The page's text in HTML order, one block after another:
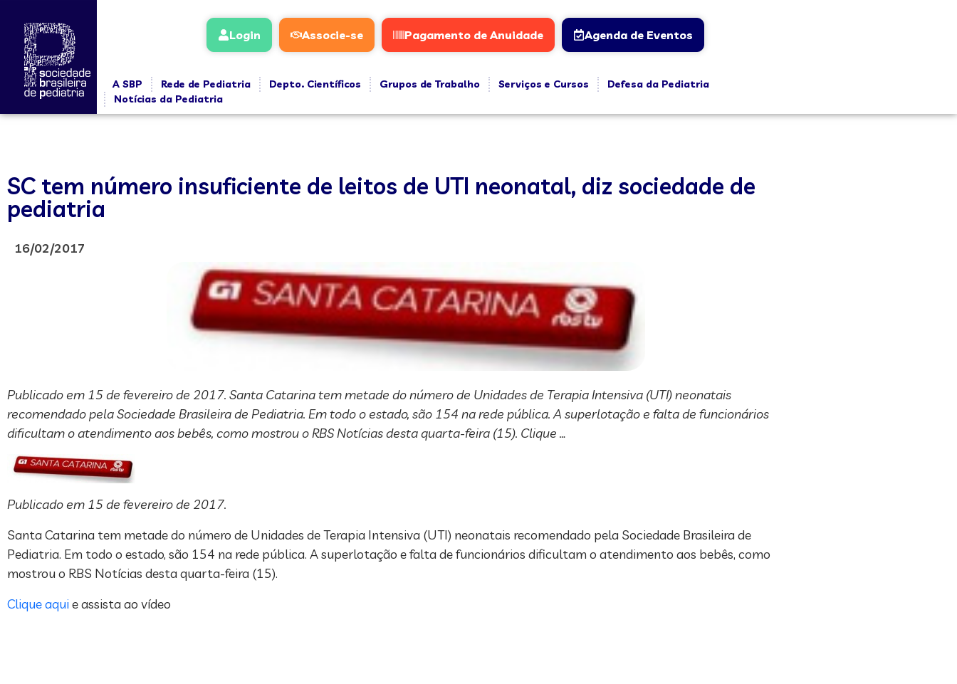
Login Associe-se Pagamento de Anuidade Agenda de Eventos
A SBP Rede de Pediatria Depto. Científicos Grupos de Trabalho Serviços e Cursos
Defesa da Pediatria
Notícias da Pediatria
SC tem número insuficiente de leitos de UTI neonatal, diz sociedade de
pediatria
16/02/2017
Publicado em 15 de fevereiro de 2017. Santa Catarina tem metade do número de Unidades de Terapia Intensiva (UTI) neonatais
recomendado pela Sociedade Brasileira de Pediatria. Em todo o estado, são 154 na rede pública. A superlotação e falta de funcionários
dificultam o atendimento aos bebês, como mostrou o RBS Notícias desta quarta-feira (15). Clique …
Publicado em 15 de fevereiro de 2017.
Santa Catarina tem metade do número de Unidades de Terapia Intensiva (UTI) neonatais recomendado pela Sociedade Brasileira de
Pediatria. Em todo o estado, são 154 na rede pública. A superlotação e falta de funcionários dificultam o atendimento aos bebês, como
mostrou o RBS Notícias desta quarta-feira (15).
Clique aqui e assista ao vídeo